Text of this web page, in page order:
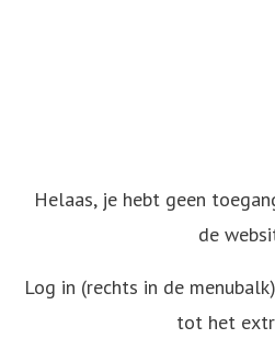
Helaas, je hebt geen
de
Log in (rechts in de
tot het